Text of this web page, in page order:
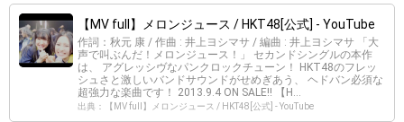
【MV full】メロンジュース / HKT48[公式] - YouTube
作詞：秋元 康 / 作曲 : 井上ヨシマサ / 編曲 : 井上ヨシマサ 「大
声で叫ぶんだ！メロンジュース！」 セカンドシングルの本作
は、 アグレッシヴなパンクロックチューン！ HKT48のフレッ
シュさと激しいバンドサウンドがせめぎあう、 ヘドバン必須な
超強力な楽曲です！ 2013.9.4 ON SALE!! 【H...
出典：【MV full】メロンジュース / HKT48[公式] - YouTube